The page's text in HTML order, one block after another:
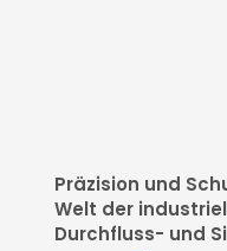
Präzision und
Welt der
Durchfluss- und